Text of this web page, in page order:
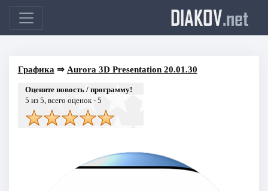
DIAKOV.net
Графика ⇒ Aurora 3D Presentation 20.01.30
Оцените новость / программу!
5 из 5, всего оценок - 5